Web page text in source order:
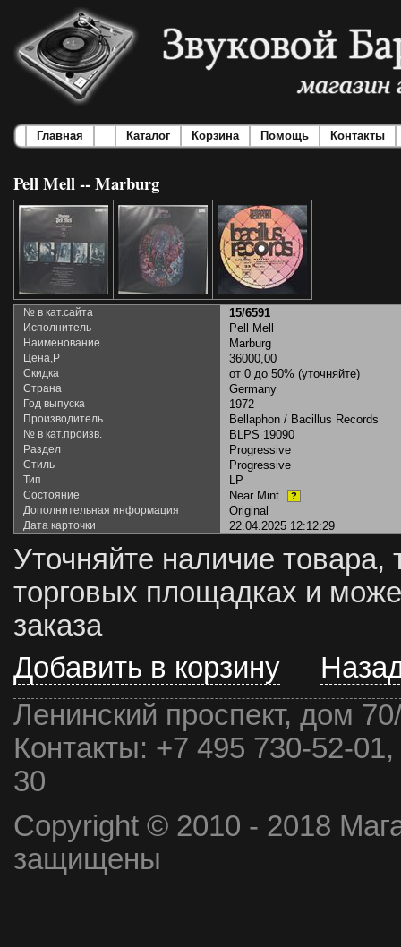
Главная Каталог Корзина Помощь Контакты
Pell Mell -- Marburg
№ в кат.сайта 15/6591
Исполнитель Pell Mell
Наименование Marburg
Цена,Р 36000,00
Скидка от 0 до 50% (уточняйте)
Страна Germany
Год выпуска 1972
Производитель Bellaphon / Bacillus Records
№ в кат.произв. BLPS 19090
Раздел Progressive
Стиль Progressive
Тип LP
Состояние Near Mint ?
Дополнительная информация Original
Дата карточки 22.04.2025 12:12:29
Уточняйте наличие товара,
торговых площадках и
заказа
Добавить в корзину
Ленинский проспект, дом
Контакты: +7 495 730-52-
30
Copyright © 2010 - 2018
защищены